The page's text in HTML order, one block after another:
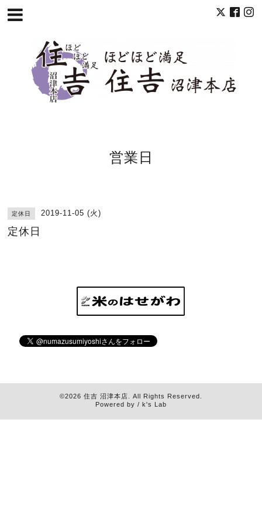
営業日
定休日 2019-11-05 (火)
定休日
©2026 住吉 沼津本店 . All Rights Reserved.
Powered by / k's Lab